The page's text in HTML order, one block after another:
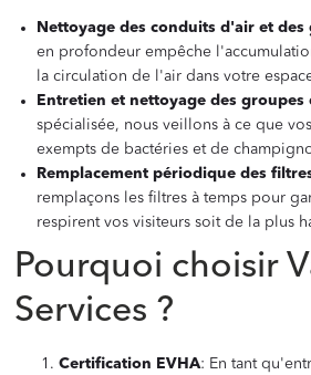
Nettoyage des conduits d'air et des
en profondeur empêche
la circulation de l'air dans votre
Entretien et nettoyage des groupes
spécialisée, nous veillons à ce que
exempts de bactéries et de
Remplacement périodique des
remplaçons les filtres à temps pour
respirent vos visiteurs soit de la plus
Pourquoi choisir
Services ?
Certification EVHA: En tant